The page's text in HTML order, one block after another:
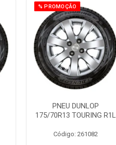
% PROMOÇÃO
PNEU DUNLOP
175/70R13 TOURING R1L
Código: 261082